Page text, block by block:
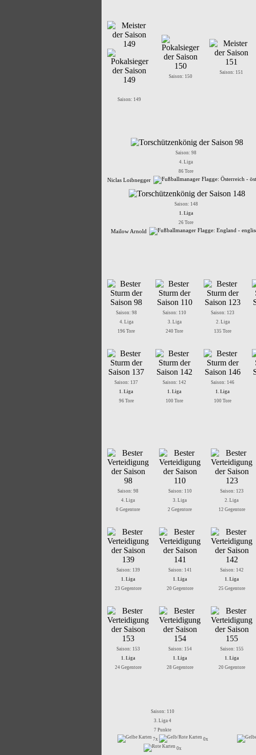
Saison: 149
Saison: 150
Saison: 151
Saison: 98
4. Liga
86 Tore
Niclas Loibnegger
Saison: 148
1. Liga
26 Tore
Mailow Arnold
Saison: 98
4. Liga
196 Tore
Saison: 110
3. Liga
240 Tore
Saison: 123
2. Liga
135 Tore
Saison: 137
1. Liga
96 Tore
Saison: 142
1. Liga
100 Tore
Saison: 146
1. Liga
100 Tore
Saison: 98
4. Liga
0 Gegentore
Saison: 110
3. Liga
2 Gegentore
Saison: 123
2. Liga
12 Gegentore
Saison: 139
1. Liga
23 Gegentore
Saison: 141
1. Liga
20 Gegentore
Saison: 142
1. Liga
25 Gegentore
Saison: 153
1. Liga
24 Gegentore
Saison: 154
1. Liga
28 Gegentore
Saison: 155
1. Liga
20 Gegentore
Saison: 110
3. Liga 4
7 Punkte
7x
0x
0x